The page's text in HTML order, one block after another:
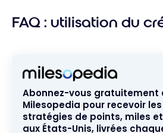
FAQ : utilisation du
Abonnez-vous gratuitement
Milesopedia pour recevoir
stratégies de points, miles
aux États-Unis, livrées